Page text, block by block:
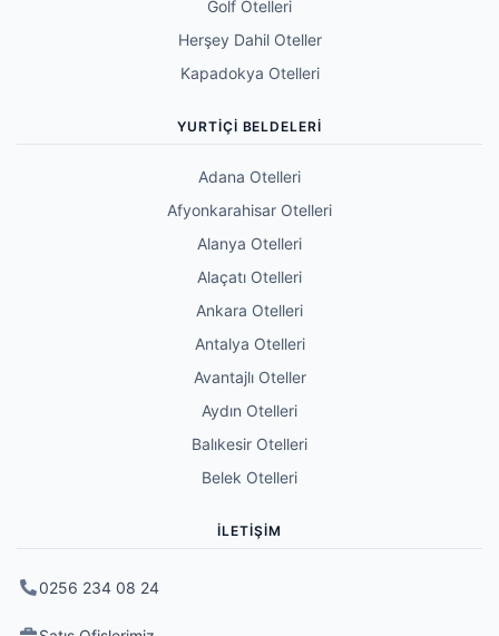
Golf Otelleri
Herşey Dahil Oteller
Kapadokya Otelleri
YURTIÇI BELDELERI
Adana Otelleri
Afyonkarahisar Otelleri
Alanya Otelleri
Alaçatı Otelleri
Ankara Otelleri
Antalya Otelleri
Avantajlı Oteller
Aydın Otelleri
Balıkesir Otelleri
Belek Otelleri
İLETIŞIM
0256 234 08 24